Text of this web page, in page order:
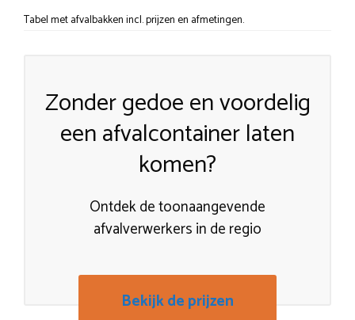
Tabel met afvalbakken incl. prijzen en afmetingen.
Zonder gedoe en voordelig
een afvalcontainer laten
komen?
Ontdek de toonaangevende
afvalverwerkers in de regio
Bekijk de prijzen